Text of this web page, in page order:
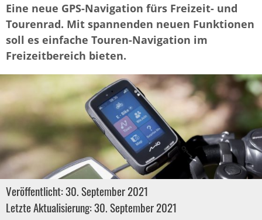
Eine neue GPS-Navigation fürs Freizeit- und
Tourenrad. Mit spannenden neuen Funktionen
soll es einfache Touren-Navigation im
Freizeitbereich bieten.
Veröffentlicht: 30. September 2021
Letzte Aktualisierung: 30. September 2021